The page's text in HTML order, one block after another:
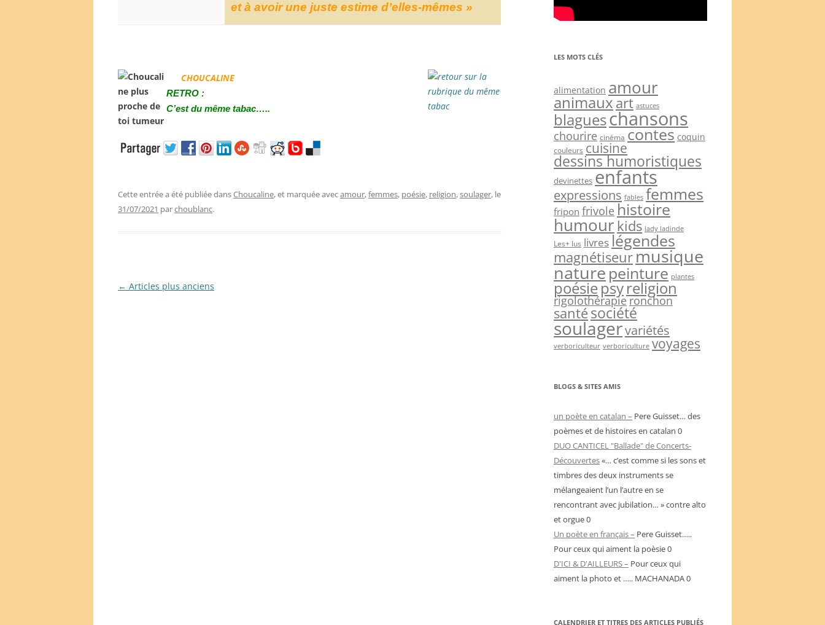
et à avoir une juste estime d’elles-mêmes »
CHOUCALINE
RETRO :
C’est du même tabac…..
Cette entrée a été publiée dansChoucaline, et marquée avecamour,femmes, poésie, religion,soulager, le
31/07/2021 parchoublanc.
Navigation
← Articles plus anciens
LES MOTS CLÉS
alimentation amour
animauxart astuces
blagueschansons
chourire cinéma contes coquin
couleurs cuisine
dessins humoristiques
devinettes enfants
expressions fables femmes
fripon frivole histoire
humour kids lady ladinde
Les+ lus livreslégendes
magnétiseurmusique
naturepeinture plantes
poésiepsyreligion
rigolothérapieronchon
santésociété
soulagervariétés
verboriculteur verboriculture voyages
BLOGS & SITES AMIS
un poète en catalan – Pere Guisset… des
poèmes et de histoires en catalan 0
DUO CANTICEL "Ballade" de Concerts-
Découvertes«… c’est comme si les sons et
timbres des deux instruments se
mélangeaient l’un l’autre en se
rencontrant avec jubilation… » contre alto
et orgue 0
Un poète en français – Pere Guisset…..
Pour ceux qui aiment la poèsie 0
D'ICI & D'AILLEURS – Pour ceux qui
aiment la photo et ….. MACHANADA 0
CALENDRIER ET TITRES DES ARTICLES PUBLIÉS